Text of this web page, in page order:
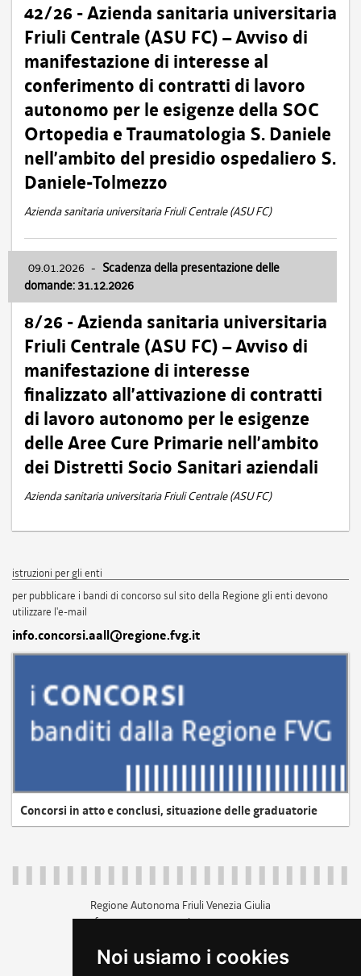
Noi usiamo i cookies
42/26 - Azienda sanitaria universitaria
Friuli Centrale (ASU FC) – Avviso di
manifestazione di interesse al
conferimento di contratti di lavoro
autonomo per le esigenze della SOC
Ortopedia e Traumatologia S. Daniele
nell’ambito del presidio ospedaliero S.
Daniele-Tolmezzo
Azienda sanitaria universitaria Friuli Centrale (ASU FC)
09.01.2026 - Scadenza della presentazione delle
domande: 31.12.2026
8/26 - Azienda sanitaria universitaria
Friuli Centrale (ASU FC) – Avviso di
manifestazione di interesse
finalizzato all’attivazione di contratti
di lavoro autonomo per le esigenze
delle Aree Cure Primarie nell’ambito
dei Distretti Socio Sanitari aziendali
Azienda sanitaria universitaria Friuli Centrale (ASU FC)
istruzioni per gli enti
per pubblicare i bandi di concorso sul sito della Regione gli enti devono
utilizzare l'e-mail
info.concorsi.aall@regione.fvg.it
Concorsi in atto e conclusi, situazione delle graduatorie
Regione Autonoma Friuli Venezia Giulia
c.f. 80014930327; p.iva 00526040324
+39 040 3771111